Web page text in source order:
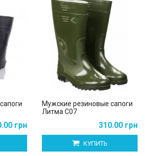
грн
Мужские резиновые сапоги
Литма С07
310.00 грн
КУПИТЬ